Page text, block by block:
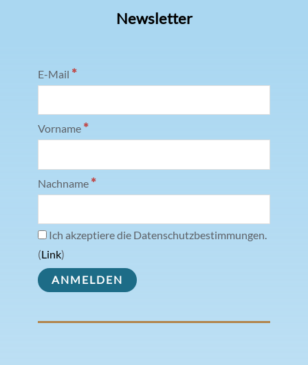
Newsletter
E-Mail *
Vorname *
Nachname *
Ich akzeptiere die Datenschutzbestimmungen.
(Link)